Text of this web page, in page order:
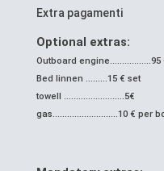
Extra pagamenti
Optional extras:
Outboard
Bed linnen .........15 € set
towell .........................5€
gas...........................10 € per